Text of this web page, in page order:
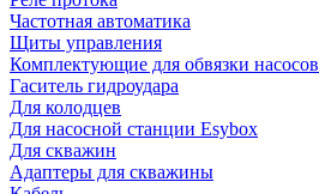
Частотная автоматика
Щиты управления
Комплектующие для обвязки насосов
Гаситель гидроудара
Для колодцев
Для насосной станции Esybox
Для скважин
Адаптеры для скважины